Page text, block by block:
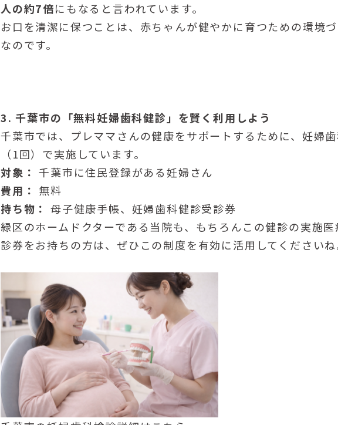
人の約7倍にもなると言われています。
お口を清潔に保つことは、赤ちゃんが健やかに育つための環境
なのです。
3. 千葉市の「無料妊婦歯科健診」を賢く利用しよう
千葉市では、プレママさんの健康をサポートするために、妊婦
（1回）で実施しています。
対象： 千葉市に住民登録がある妊婦さん
費用： 無料
持ち物： 母子健康手帳、妊婦歯科健診受診券
緑区のホームドクターである当院も、もちろんこの健診の実施医
診券をお持ちの方は、ぜひこの制度を有効に活用してくださいね